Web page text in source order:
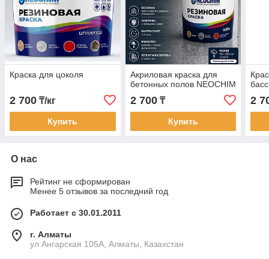
Краска для цоколя
2 700 ₸/кг
Купить
Акриловая краска для
бетонных полов NEOCHIM
2 700₸
Купить
2
О нас
Рейтинг не сформирован
Менее 5 отзывов за последний год
Работает с 30.01.2011
г. Алматы
ул Ангарская 105А, Алматы, Казахстан